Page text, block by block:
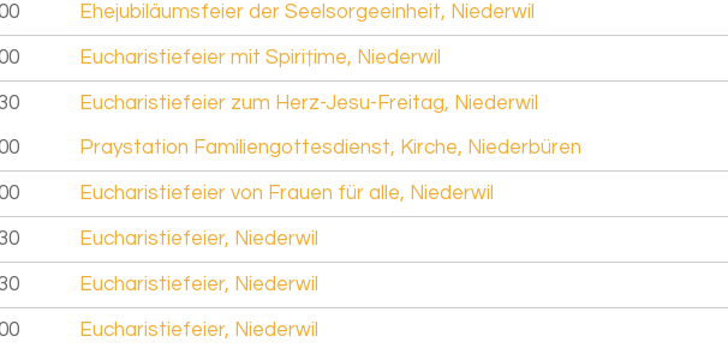
Ehejubiläumsfeier der Seelsorgeeinheit, Niederwil
Eucharistiefeier mit Spiri†ime, Niederwil
Eucharistiefeier zum Herz-Jesu-Freitag, Niederwil
Praystation Familiengottesdienst, Kirche, Niederbüren
Eucharistiefeier von Frauen für alle, Niederwil
Eucharistiefeier, Niederwil
Eucharistiefeier, Niederwil
Eucharistiefeier, Niederwil